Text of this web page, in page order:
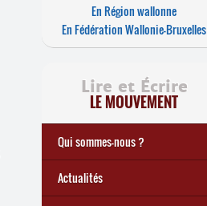
En Région wallonne
En Fédération Wallonie-Bruxelles
Lire et Écrire
LE MOUVEMENT
Qui sommes-nous ?
Notre histoire
Le mouvement Lire et Écrire
Charte de Lire et Écrire
Actions de recherches et
études
Actions de formations de
formateurs
... Tous les articles
Actualités